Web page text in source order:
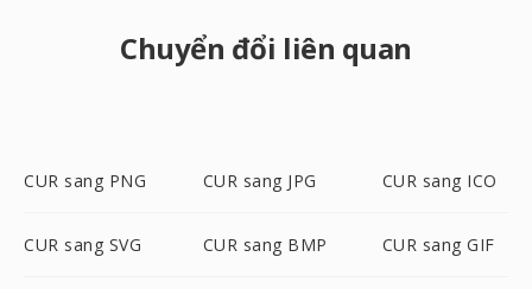
Chuyển đổi liên quan
CUR sang PNG CUR sang JPG CUR sang ICO
CUR sang SVG CUR sang BMP CUR sang GIF